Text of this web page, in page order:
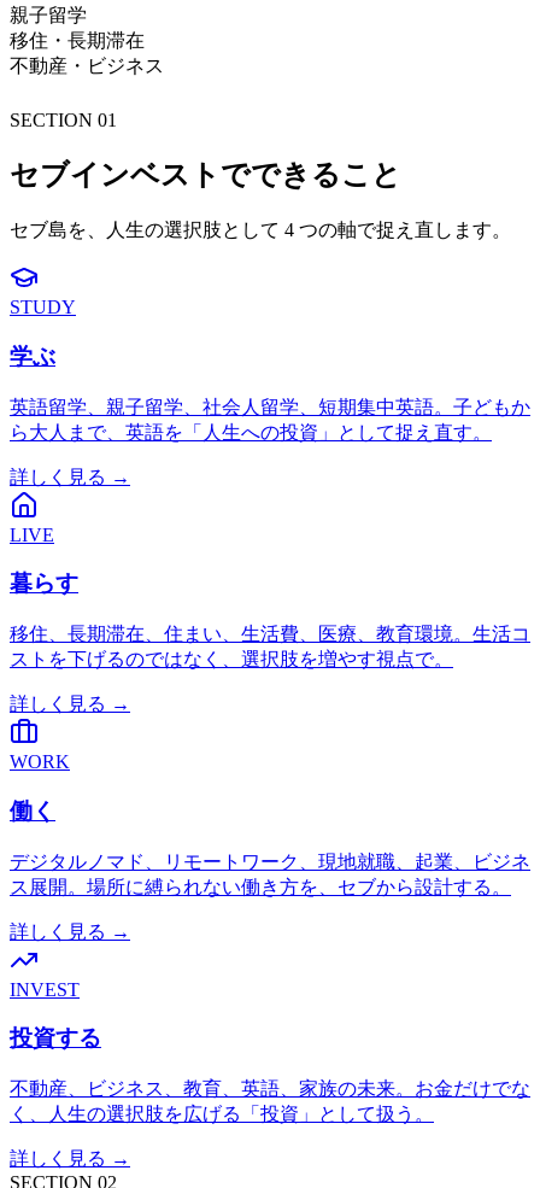
親子留学
移住・長期滞在
不動産・ビジネス
SECTION 01
セブインベストでできること
セブ島を、人生の選択肢として 4 つの軸で捉え直します。
STUDY
学ぶ
英語留学、親子留学、社会人留学、短期集中英語。子どもか
ら大人まで、英語を「人生への投資」として捉え直す。
詳しく見る →
LIVE
暮らす
移住、長期滞在、住まい、生活費、医療、教育環境。生活コ
ストを下げるのではなく、選択肢を増やす視点で。
詳しく見る →
WORK
働く
デジタルノマド、リモートワーク、現地就職、起業、ビジネ
ス展開。場所に縛られない働き方を、セブから設計する。
詳しく見る →
INVEST
投資する
不動産、ビジネス、教育、英語、家族の未来。お金だけでな
く、人生の選択肢を広げる「投資」として扱う。
詳しく見る →
SECTION 02